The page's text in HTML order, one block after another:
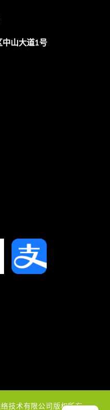
中山大道1号
技术有限公司版权所有